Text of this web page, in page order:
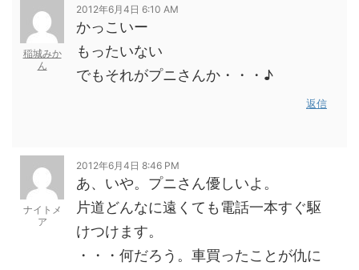
稲城みか
ん
2012年6月4日 6:10 AM
かっこいー
もったいない
でもそれがプニさんか・・・♪
返信
ナイトメ
ア
2012年6月4日 8:46 PM
あ、いや。プニさん優しいよ。
片道どんなに遠くても電話一本すぐ駆
けつけます。
・・・何だろう。車買ったことが仇に